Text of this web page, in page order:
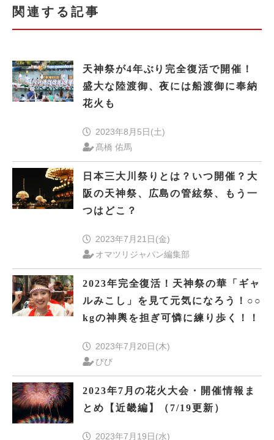
関連する記事
天神祭が4年ぶり完全復活で開催！
盛大な陸渡御、夜には船渡御に奉納
花火も
2023年8月5日(土)
髙橋 佑馬
日本三大川祭りとは？いつ開催？大
阪の天神祭、広島の管絃祭、もう一
つはどこ？
2023年7月21日(金)
オマツリジャパン編集部
2023年完全復活！天神祭の華「ギャ
ルみこし」を見て元気になろう！○○
kgの神輿を担ぎ可憐に練り歩く！！
2023年7月20日(木)
びび
2023年7月の花火大会・開催情報ま
とめ【近畿編】（7/19更新）
2023年7月19日(水)